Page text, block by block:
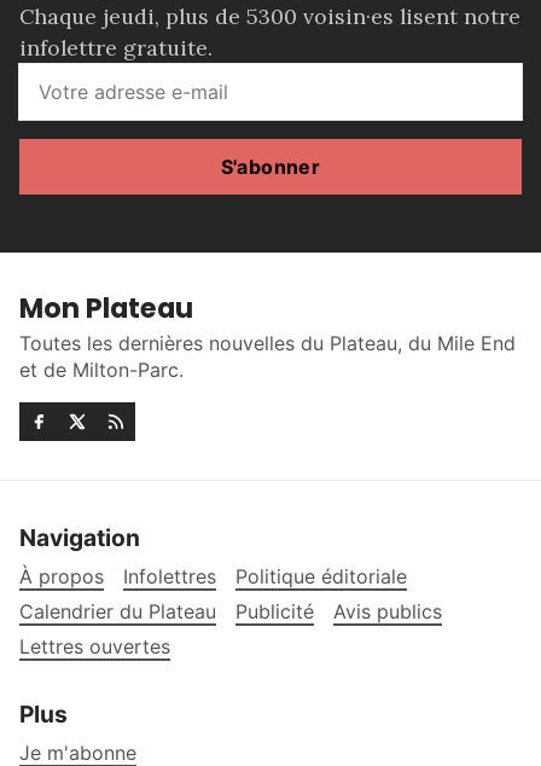
Chaque jeudi, plus de 5300 voisin·es lisent notre
infolettre gratuite.
S'abonner
Mon Plateau
Toutes les dernières nouvelles du Plateau, du Mile End
et de Milton-Parc.
Navigation
À propos Infolettres
Politique éditoriale
Calendrier du Plateau
Publicité
Avis publics
Lettres ouvertes
Plus
Je m'abonne